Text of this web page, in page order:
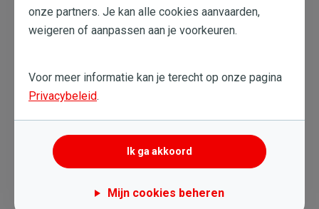
Prima te combineren met zonnepanelen
Verbruik Elektriciteit Gas
onze partners. Je kan alle cookies aanvaarden,
weigeren of aanpassen aan je voorkeuren.
Voor meer informatie kan je terecht op onze pagina
Privacybeleid.
Ik ga akkoord
Mijn cookies beheren